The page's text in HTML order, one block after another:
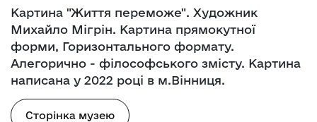
Картина "Життя переможе". Художник
Михайло Мігрін. Картина прямокутної
форми, Горизонтального формату.
Алегорично - філософського змісту. Картина
написана у 2022 році в м.Вінниця.
Сторінка музею